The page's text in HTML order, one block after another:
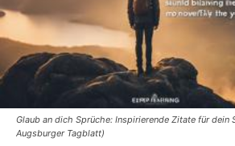
Glaub an dich Sprüche: Inspirierende Zitate für
Augsburger Tagblatt)